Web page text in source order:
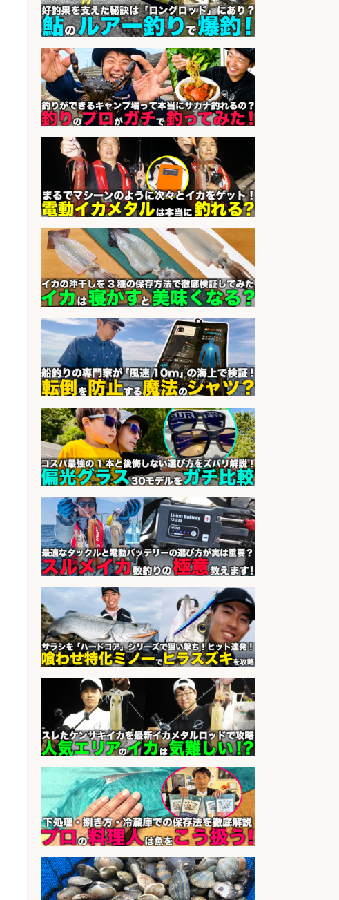
会社名 株式会社REnista
sponsored by 求人ボックス
倉庫での釣り用品の軽作業スタッ
フ/未経験歓迎/交通費支給/制服貸
与/正社員登用あり
会社名 株式会社REnista
sponsored by 求人ボックス
販売スタッフ/「未経験歓迎」魚を
捌く作業なし!イオン食品売場スタッ
フ募集/東京都/目黒区
会社名 イオンスタイル碑文谷店
sponsored by 求人ボックス
日払いOKで即日収入/ライン作業員/
「堺市堺区」「時給1,600円」堺市
堺区の工場で自転車部品や釣り具の
組立/入社祝金10万円/未経験歓迎・
土日祝休みで年間休日126日・日払
いOK/大阪府
会社名
ーズ株式会社
sponsored by 求人ボックス
釣り具のかんたん軽作業/高収入/交
通費支給/制服貸与/正社員登用あり
会社名 株式会社REnista
sponsored by 求人ボックス
日払いOKで即日収入/販売スタッフ/
「調理なし・軽作業スタート」お魚
のパック詰め&品出し/週4日から勤
務OK/希望休が取得できる/広島県
会社名 株式会社ホットスタッフ五日市
sponsored by 求人ボックス
さらに求人情報を見る